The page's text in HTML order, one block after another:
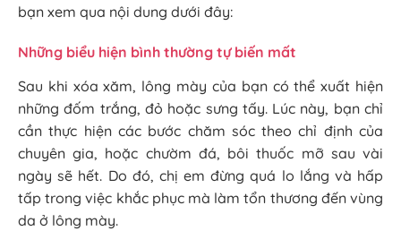
bạn xem qua nội dung dưới đây:
Những biểu hiện bình thường tự biến mất
Sau khi xóa xăm, lông mày của bạn có thể xuất hiện
những đốm trắng, đỏ hoặc sưng tấy. Lúc này, bạn chỉ
cần thực hiện các bước chăm sóc theo chỉ định của
chuyên gia, hoặc chườm đá, bôi thuốc mỡ sau vài
ngày sẽ hết. Do đó, chị em đừng quá lo lắng và hấp
tấp trong việc khắc phục mà làm tổn thương đến vùng
da ở lông mày.